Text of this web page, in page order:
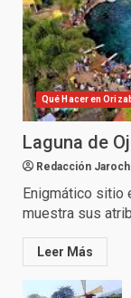
Qué Hacer en
Laguna de
Redacción
Enigmático sitio
muestra sus
Leer Más